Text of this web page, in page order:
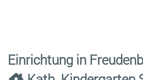
Einrichtung in